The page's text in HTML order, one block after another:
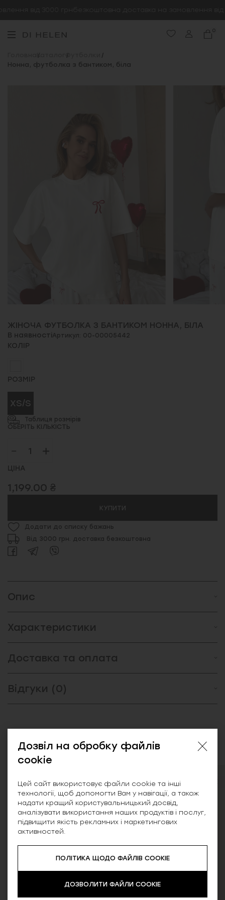
від 3000 грн безкоштовна доставка на замовлення від
0
Каталог
Футболки
Нонна, футболка з бантиком, біла
ЖІНОЧА ФУТБОЛКА З БАНТИКОМ НОННА, БІЛА
В наявностіАртикул: 00-00005442
КОЛІР
РОЗМІР
XS/S
Таблиця розмірів
ОБЕРІТЬ КІЛЬКІСТЬ
ЦІНА
1,199.00 ₴
КУПИТИ
Додати до списку бажань
Від 3000 грн. доставка безкоштовна
Опис
Характеристики
Доставка та оплата
Відгуки (0)
Схожі товари
SALE
Дозвіл на обробку файлів
cookie
Цей сайт використовує файли cookie та інші
технології, щоб допомогти Вам у навігації, а також
надати кращий користувальницький досвід,
аналізувати використання наших продуктів і послуг,
підвищити якість рекламних і маркетингових
активностей.
ПОЛІТИКА ЩОДО ФАЙЛІВ COOKIE
ДОЗВОЛИТИ ФАЙЛИ COOKIE